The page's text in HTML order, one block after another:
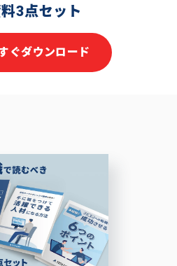
3点セット
ぐダウンロード